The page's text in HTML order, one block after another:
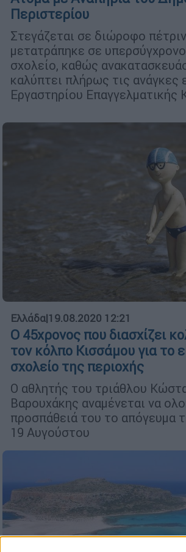
Περιστερίου
Στεγάζεται σε διώροφο
μετατράπηκε σε υπερσύγχρονο
σχολείο, καθώς
καλύπτει πλήρως τις ανάγκες
Εργαστηρίου Επαγγελματικής
Ελλάδα|19.08.2020 12:21
Ο 45χρονος που διασχίζει
τον κόλπο Κισσάμου για το
σχολείο της περιοχής
Ο αθλητής του τριάθλου
Βαρουχάκης αναμένεται να
προσπάθειά του το απόγευμα
19 Αυγούστου